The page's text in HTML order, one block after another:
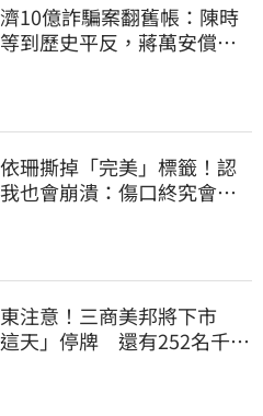
10億詐騙案翻舊帳：陳時
到歷史平反，蔣萬安償還
珊撕掉「完美」標籤！認
也會崩潰：傷口終究會癒
注意！三商美邦將下市
這天」停牌 還有252名千張